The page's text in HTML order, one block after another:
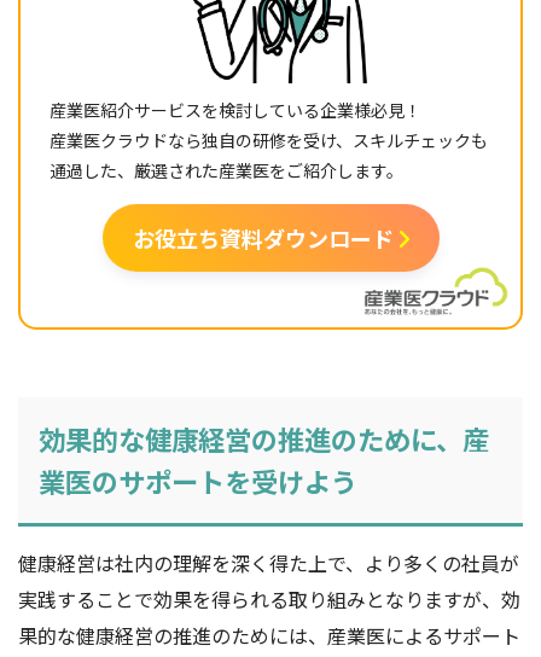
産業医紹介サービスを検討している企業様必見！
産業医クラウドなら独自の研修を受け、スキルチェックも
通過した、厳選された産業医をご紹介します。
お役立ち資料ダウンロード
効果的な健康経営の推進のために、産
業医のサポートを受けよう
健康経営は社内の理解を深く得た上で、より多くの社員が
実践することで効果を得られる取り組みとなりますが、効
果的な健康経営の推進のためには、産業医によるサポート